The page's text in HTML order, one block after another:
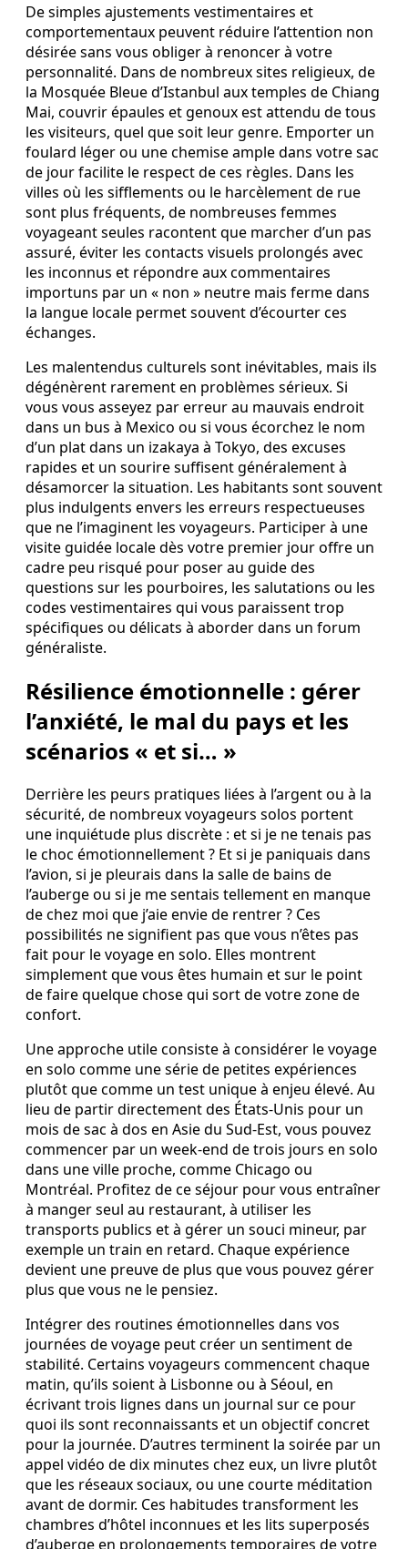
De simples ajustements vestimentaires et
comportementaux peuvent réduire l’attention non
désirée sans vous obliger à renoncer à votre
personnalité. Dans de nombreux sites religieux, de
la Mosquée Bleue d’Istanbul aux temples de Chiang
Mai, couvrir épaules et genoux est attendu de tous
les visiteurs, quel que soit leur genre. Emporter un
foulard léger ou une chemise ample dans votre sac
de jour facilite le respect de ces règles. Dans les
villes où les sifflements ou le harcèlement de rue
sont plus fréquents, de nombreuses femmes
voyageant seules racontent que marcher d’un pas
assuré, éviter les contacts visuels prolongés avec
les inconnus et répondre aux commentaires
importuns par un « non » neutre mais ferme dans
la langue locale permet souvent d’écourter ces
échanges.
Les malentendus culturels sont inévitables, mais ils
dégénèrent rarement en problèmes sérieux. Si
vous vous asseyez par erreur au mauvais endroit
dans un bus à Mexico ou si vous écorchez le nom
d’un plat dans un izakaya à Tokyo, des excuses
rapides et un sourire suffisent généralement à
désamorcer la situation. Les habitants sont souvent
plus indulgents envers les erreurs respectueuses
que ne l’imaginent les voyageurs. Participer à une
visite guidée locale dès votre premier jour offre un
cadre peu risqué pour poser au guide des
questions sur les pourboires, les salutations ou les
codes vestimentaires qui vous paraissent trop
spécifiques ou délicats à aborder dans un forum
généraliste.
Résilience émotionnelle : gérer
l’anxiété, le mal du pays et les
scénarios « et si… »
Derrière les peurs pratiques liées à l’argent ou à la
sécurité, de nombreux voyageurs solos portent
une inquiétude plus discrète : et si je ne tenais pas
le choc émotionnellement ? Et si je paniquais dans
l’avion, si je pleurais dans la salle de bains de
l’auberge ou si je me sentais tellement en manque
de chez moi que j’aie envie de rentrer ? Ces
possibilités ne signifient pas que vous n’êtes pas
fait pour le voyage en solo. Elles montrent
simplement que vous êtes humain et sur le point
de faire quelque chose qui sort de votre zone de
confort.
Une approche utile consiste à considérer le voyage
en solo comme une série de petites expériences
plutôt que comme un test unique à enjeu élevé. Au
lieu de partir directement des États-Unis pour un
mois de sac à dos en Asie du Sud-Est, vous pouvez
commencer par un week-end de trois jours en solo
dans une ville proche, comme Chicago ou
Montréal. Profitez de ce séjour pour vous entraîner
à manger seul au restaurant, à utiliser les
transports publics et à gérer un souci mineur, par
exemple un train en retard. Chaque expérience
devient une preuve de plus que vous pouvez gérer
plus que vous ne le pensiez.
Intégrer des routines émotionnelles dans vos
journées de voyage peut créer un sentiment de
stabilité. Certains voyageurs commencent chaque
matin, qu’ils soient à Lisbonne ou à Séoul, en
écrivant trois lignes dans un journal sur ce pour
quoi ils sont reconnaissants et un objectif concret
pour la journée. D’autres terminent la soirée par un
appel vidéo de dix minutes chez eux, un livre plutôt
que les réseaux sociaux, ou une courte méditation
avant de dormir. Ces habitudes transforment les
chambres d’hôtel inconnues et les lits superposés
d’auberge en prolongements temporaires de votre